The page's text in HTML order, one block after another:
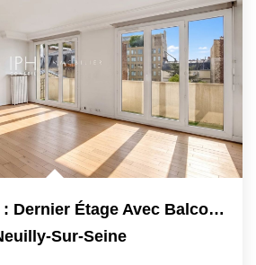
Pont De Neuilly : Dernier Étage Avec Balcon, 2ch
Sur-Seine